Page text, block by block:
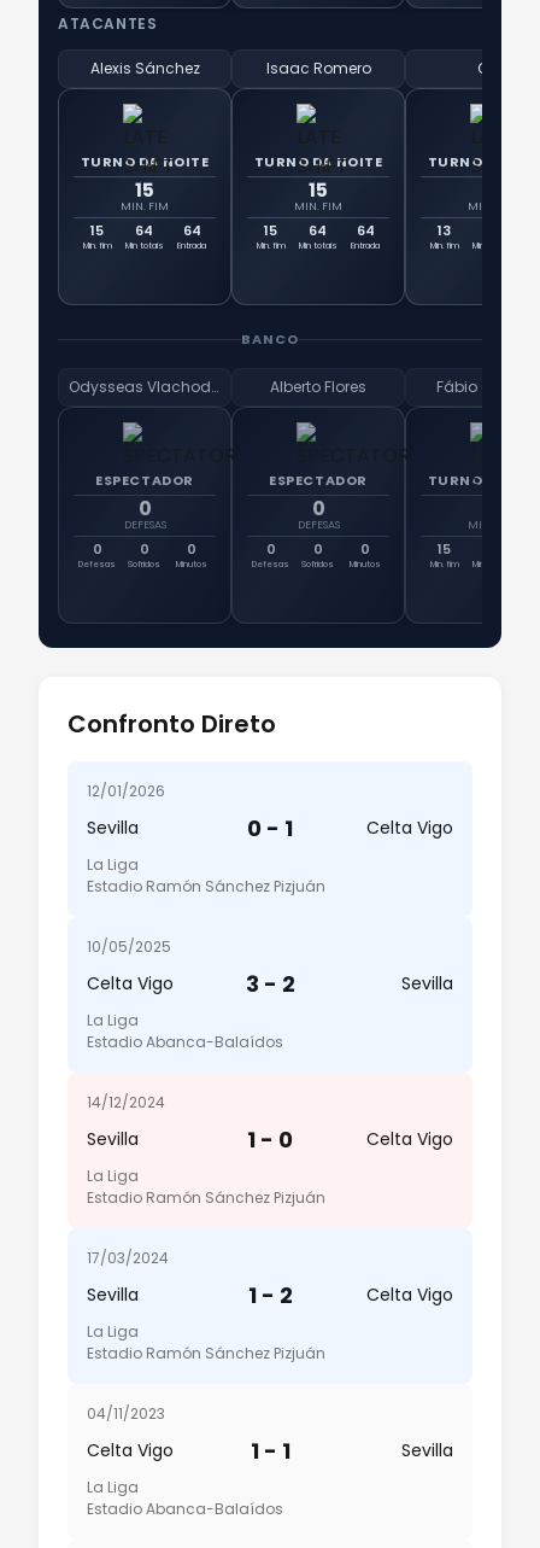
ATACANTES
Alexis Sánchez
TURNO DA NOITE
15
MIN. FIM
15
Min. fim
64
Min totais
64
Entrada
Isaac Romero
TURNO DA NOITE
15
MIN. FIM
15
Min. fim
64
Min totais
64
Entrada
Oso
TURNO DA
MIN. FIM
13
Min. fim Min totais
BANCO
Odysseas Vlachodimos
ESPECTADOR
0
DEFESAS
0
Defesas
0
Sofridos
0
Minutos
Alberto Flores
ESPECTADOR
0
DEFESAS
0
Defesas
0
Sofridos
0
Minutos
Fábio
TURNO DA
MIN. FIM
15
Min. fim Min totais
Confronto Direto
12/01/2026
Sevilla 0 - 1 Celta Vigo
La Liga
Estadio Ramón Sánchez Pizjuán
10/05/2025
Celta Vigo 3 - 2 Sevilla
La Liga
Estadio Abanca-Balaídos
14/12/2024
Sevilla 1 - 0 Celta Vigo
La Liga
Estadio Ramón Sánchez Pizjuán
17/03/2024
Sevilla 1 - 2 Celta Vigo
La Liga
Estadio Ramón Sánchez Pizjuán
04/11/2023
Celta Vigo 1 - 1 Sevilla
La Liga
Estadio Abanca-Balaídos